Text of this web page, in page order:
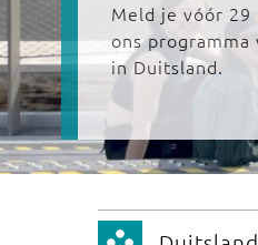
Meld je vóór 29
ons
in Duitsland.